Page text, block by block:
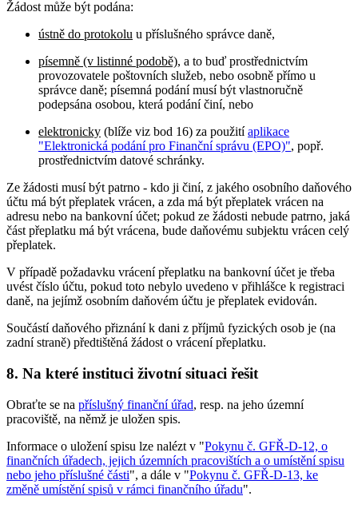
Žádost může být podána:
ústně do protokolu u příslušného správce daně,
písemně (v listinné podobě), a to buď prostřednictvím
provozovatele poštovních služeb, nebo osobně přímo u
správce daně; písemná podání musí být vlastnoručně
podepsána osobou, která podání činí, nebo
elektronicky (blíže viz bod 16) za použitíaplikace
"Elektronická podání pro Finanční správu (EPO)", popř.
prostřednictvím datové schránky.
Ze žádosti musí být patrno - kdo ji činí, z jakého osobního daňového
účtu má být přeplatek vrácen, a zda má být přeplatek vrácen na
adresu nebo na bankovní účet; pokud ze žádosti nebude patrno, jaká
část přeplatku má být vrácena, bude daňovému subjektu vrácen celý
přeplatek.
V případě požadavku vrácení přeplatku na bankovní účet je třeba
uvést číslo účtu, pokud toto nebylo uvedeno v přihlášce k registraci
daně, na jejímž osobním daňovém účtu je přeplatek evidován.
Součástí daňového přiznání k dani z příjmů fyzických osob je (na
zadní straně) předtištěná žádost o vrácení přeplatku.
8. Na které instituci životní situaci řešit
Obraťte se na příslušný finanční úřad, resp. na jeho územní
pracoviště, na němž je uložen spis.
Informace o uložení spisu lze nalézt v "Pokynu č. GFŘ-D-12, o
finančních úřadech, jejich územních pracovištích a o umístění spisu
nebo jeho příslušné části", a dále v "Pokynu č. GFŘ-D-13, ke
změně umístění spisů v rámci finančního úřadu".